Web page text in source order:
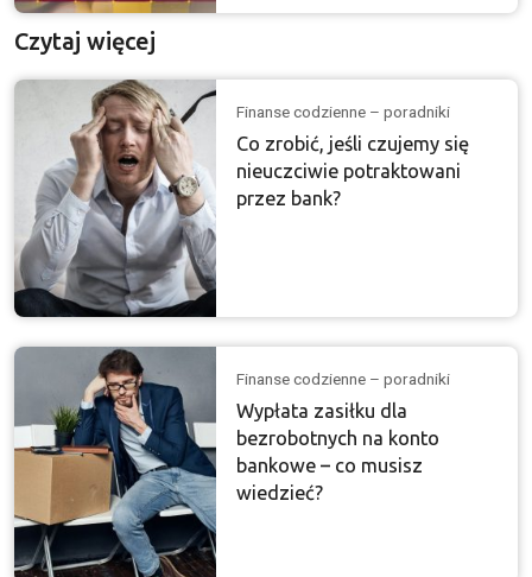
Czytaj więcej
Finanse codzienne – poradniki
Co zrobić, jeśli czujemy się
nieuczciwie potraktowani
przez bank?
Finanse codzienne – poradniki
Wypłata zasiłku dla
bezrobotnych na konto
bankowe – co musisz
wiedzieć?